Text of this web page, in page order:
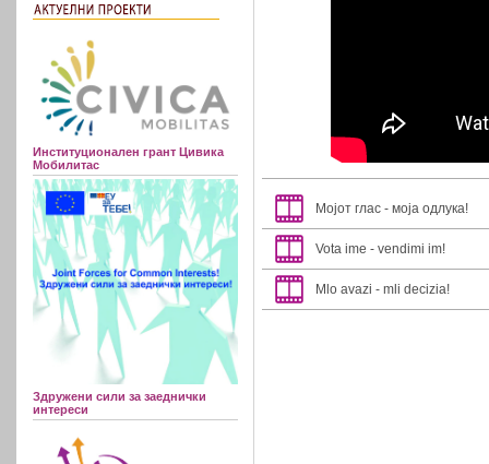
Институционален грант Цивика
Мобилитас
Здружени сили за заеднички
интереси
Мојот глас - моја одлука!
Vota ime - vendimi im!
Mlo avazi - mli decizia!